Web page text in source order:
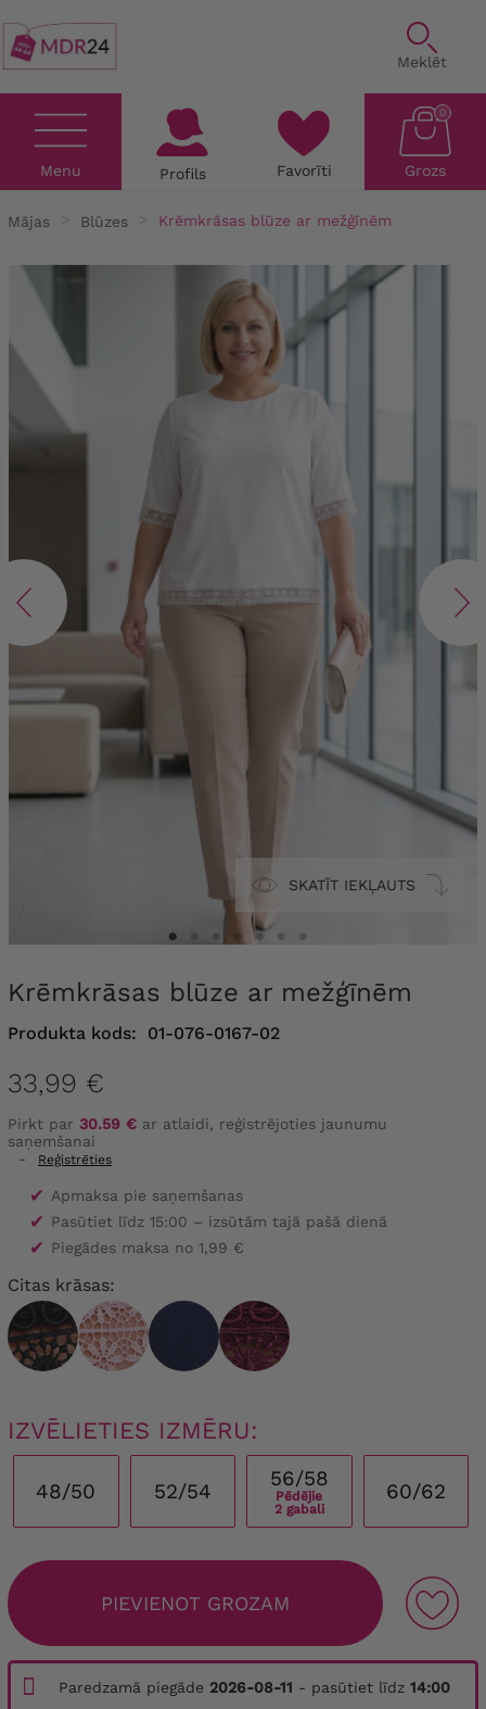
Meklēt
Menu Profils Favorīti Grozs
0
Mājas Blūzes Krēmkrāsas blūze ar mežģīnēm
SKATĪT IEKĻAUTS
Krēmkrāsas blūze ar mežģīnēm
Produkta kods: 01-076-0167-02
33,99 €
Pirkt par 30.59 € ar atlaidi, reģistrējoties jaunumu
saņemšanai
-
Reģistrēties
✔ Apmaksa pie saņemšanas
✔ Pasūtiet līdz 15:00 – izsūtām tajā pašā dienā
✔ Piegādes maksa no 1,99 €
Citas krāsas:
IZVĒLIETIES IZMĒRU:
48/50 52/54
56/58
Pēdējie
2 gabali
60/62
PIEVIENOT GROZAM
Paredzamā piegāde 2026-08-11 - pasūtiet līdz 14:00